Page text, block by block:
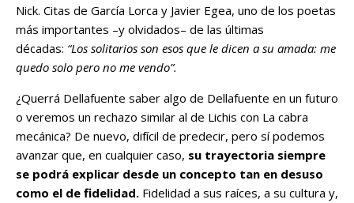
Nick. Citas de García Lorca y Javier Egea, uno de los poetas
más importantes –y olvidados– de las últimas
décadas: “Los solitarios son esos que le dicen a su amada: me
quedo solo pero no me vendo”.
¿Querrá Dellafuente saber algo de Dellafuente en un futuro
o veremos un rechazo similar al de Lichis con La cabra
mecánica? De nuevo, difícil de predecir, pero sí podemos
avanzar que, en cualquier caso, su trayectoria siempre
se podrá explicar desde un concepto tan en desuso
como el de fidelidad. Fidelidad a sus raíces, a su cultura y,